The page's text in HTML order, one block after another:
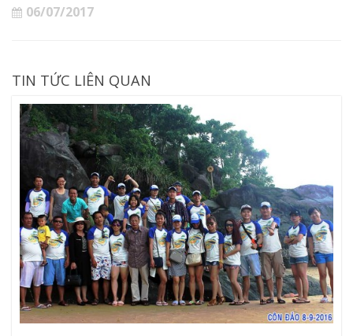
06/07/2017
TIN TỨC LIÊN QUAN